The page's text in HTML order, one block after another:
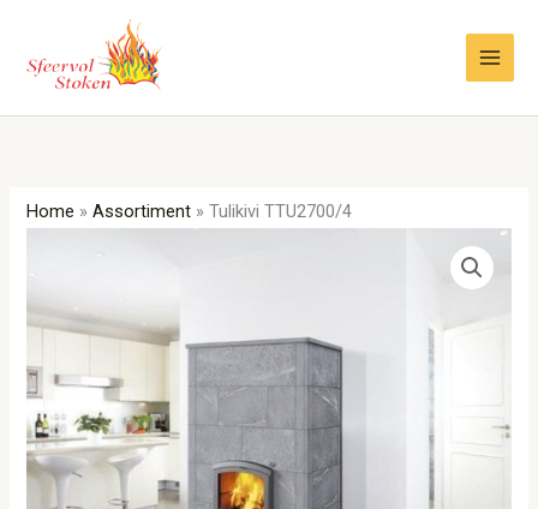
inhoud
Home »Assortiment »Tulikivi TTU2700/4